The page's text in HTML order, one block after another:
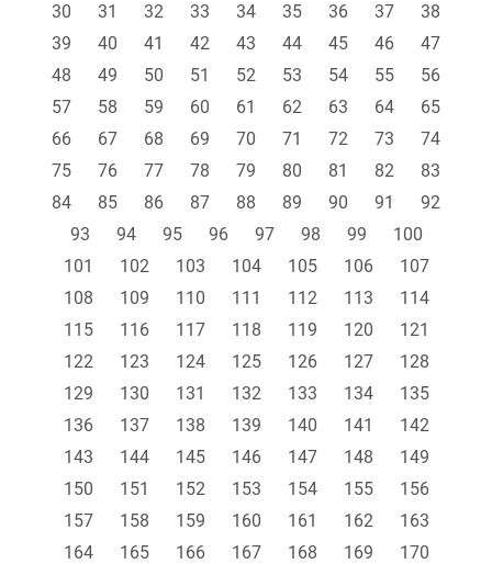
30
31 32 33 34 35 36 37
38
39
40 41 42 43 44 45 46
47
48
49 50 51 52 53 54 55
56
57
58 59 60 61 62 63 64
65
66
67 68 69 70 71 72 73
74
75
76 77 78 79 80 81 82
83
84
85 86 87 88 89 90 91
92
93
94 95 96 97 98 99
100
101
102 103 104 105 106
107
108
109 110 111 112 113
114
115
116 117 118 119 120
121
122
123 124 125 126 127
128
129
130 131 132 133 134
135
136
137 138 139 140 141
142
143
144 145 146 147 148
149
150
151 152 153 154 155
156
157
158 159 160 161 162
163
164
165 166 167 168 169
170